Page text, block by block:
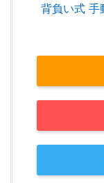
背負い式 手